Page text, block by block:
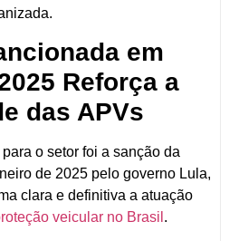
em
Reforça a
das APVs
o setor foi a sanção da
de 2025 pelo governo Lula,
clara e definitiva a atuação
veicular no Brasil .